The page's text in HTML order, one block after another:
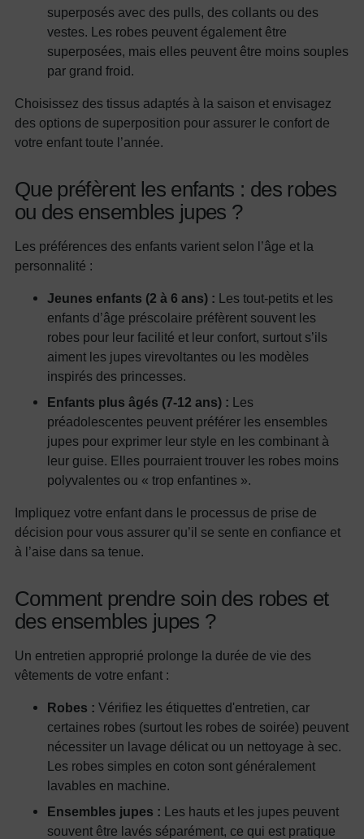
superposés avec des pulls, des collants ou des
vestes. Les robes peuvent également être
superposées, mais elles peuvent être moins souples
par grand froid.
Choisissez des tissus adaptés à la saison et envisagez
des options de superposition pour assurer le confort de
votre enfant toute l’année.
Que préfèrent les enfants : des robes
ou des ensembles jupes ?
Les préférences des enfants varient selon l’âge et la
personnalité :
Jeunes enfants (2 à 6 ans) : Les tout-petits et les
enfants d’âge préscolaire préfèrent souvent les
robes pour leur facilité et leur confort, surtout s’ils
aiment les jupes virevoltantes ou les modèles
inspirés des princesses.
Enfants plus âgés (7-12 ans) : Les
préadolescentes peuvent préférer les ensembles
jupes pour exprimer leur style en les combinant à
leur guise. Elles pourraient trouver les robes moins
polyvalentes ou « trop enfantines ».
Impliquez votre enfant dans le processus de prise de
décision pour vous assurer qu’il se sente en confiance et
à l’aise dans sa tenue.
Comment prendre soin des robes et
des ensembles jupes ?
Un entretien approprié prolonge la durée de vie des
vêtements de votre enfant :
Robes : Vérifiez les étiquettes d'entretien, car
certaines robes (surtout les robes de soirée) peuvent
nécessiter un lavage délicat ou un nettoyage à sec.
Les robes simples en coton sont généralement
lavables en machine.
Ensembles jupes : Les hauts et les jupes peuvent
souvent être lavés séparément, ce qui est pratique